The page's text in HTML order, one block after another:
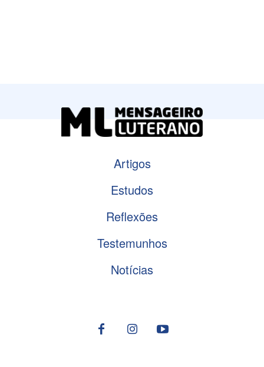
Artigos
Estudos
Reflexões
Testemunhos
Notícias